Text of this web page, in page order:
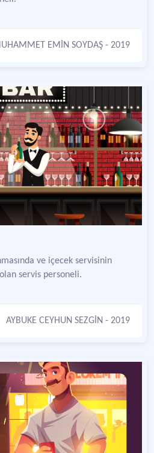
EMİN SOYDAŞ - 2019
ve içecek servisinin
olan servis personeli.
AYBUKE CEYHUN SEZGİN - 2019